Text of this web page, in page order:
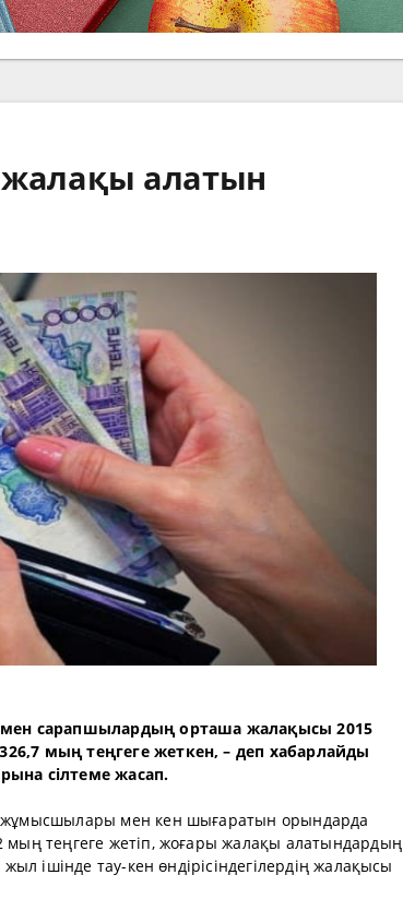
алатын
сарапшылардың орташа жалақысы 2015
мың теңгеге жеткен, – деп хабарлайды
сілтеме жасап.
жұмысшылары мен кен шығаратын орындарда
мың теңгеге жетіп, жоғары жалақы алатындардың
ішінде тау-кен өндірісіндегілердің жалақысы